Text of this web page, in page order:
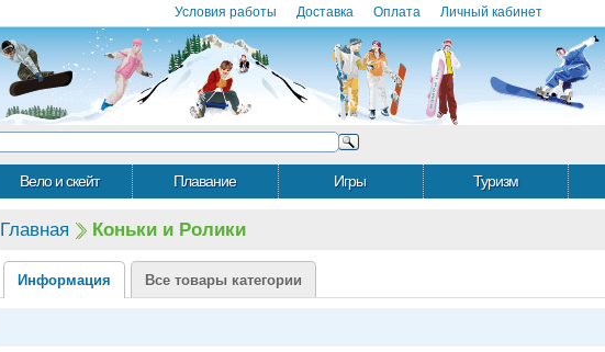
Условия работы Доставка Оплата Личный кабинет
Вело и скейт Плавание Игры Туризм
Главная Коньки и Ролики
Информация Все товары категории